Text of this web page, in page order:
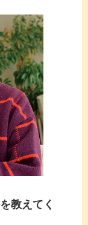
教えてく